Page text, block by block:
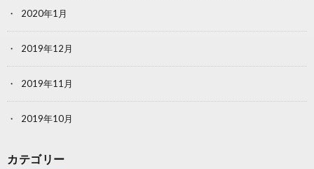
2020年1月
2019年12月
2019年11月
2019年10月
カテゴリー